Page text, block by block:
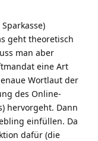
geht theoretisch
man aber
eine Art
Wortlaut der
des Online-
hervorgeht. Dann
einfüllen. Da
dafür (die